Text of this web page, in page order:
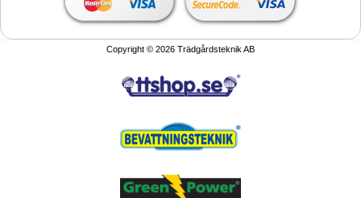
Copyright © 2026 Trädgårdsteknik AB